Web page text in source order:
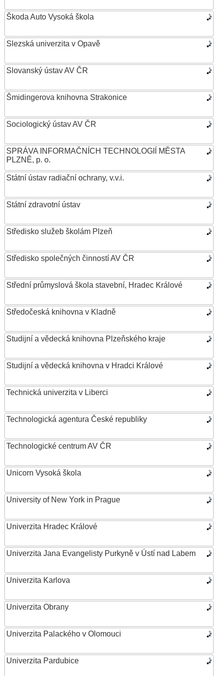
Škoda Auto Vysoká škola
Slezská univerzita v Opavě
Slovanský ústav AV ČR
Šmidingerova knihovna Strakonice
Sociologický ústav AV ČR
SPRÁVA INFORMAČNÍCH TECHNOLOGIÍ MĚSTA
PLZNĚ, p. o.
Státní ústav radiační ochrany, v.v.i.
Státní zdravotní ústav
Středisko služeb školám Plzeň
Středisko společných činností AV ČR
Střední průmyslová škola stavební, Hradec Králové
Středočeská knihovna v Kladně
Studijní a vědecká knihovna Plzeňského kraje
Studijní a vědecká knihovna v Hradci Králové
Technická univerzita v Liberci
Technologická agentura České republiky
Technologické centrum AV ČR
Unicorn Vysoká škola
University of New York in Prague
Univerzita Hradec Králové
Univerzita Jana Evangelisty Purkyně v Ústí nad Labem
Univerzita Karlova
Univerzita Obrany
Univerzita Palackého v Olomouci
Univerzita Pardubice